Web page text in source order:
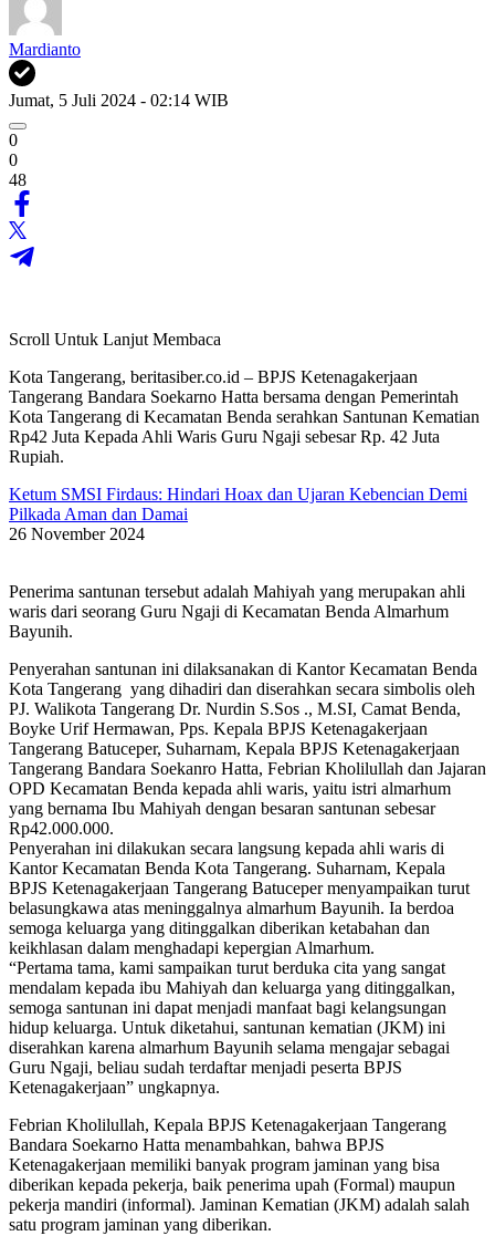
Mardianto
Jumat, 5 Juli 2024 - 02:14 WIB
0
0
48
Scroll Untuk Lanjut Membaca
Kota Tangerang, beritasiber.co.id – BPJS Ketenagakerjaan
Tangerang Bandara Soekarno Hatta bersama dengan Pemerintah
Kota Tangerang di Kecamatan Benda serahkan Santunan Kematian
Rp42 Juta Kepada Ahli Waris Guru Ngaji sebesar Rp. 42 Juta
Rupiah.
Ketum SMSI Firdaus: Hindari Hoax dan Ujaran Kebencian Demi
Pilkada Aman dan Damai
26 November 2024
Penerima santunan tersebut adalah Mahiyah yang merupakan ahli
waris dari seorang Guru Ngaji di Kecamatan Benda Almarhum
Bayunih.
Penyerahan santunan ini dilaksanakan di Kantor Kecamatan Benda
Kota Tangerang yang dihadiri dan diserahkan secara simbolis oleh
PJ. Walikota Tangerang Dr. Nurdin S.Sos ., M.SI, Camat Benda,
Boyke Urif Hermawan, Pps. Kepala BPJS Ketenagakerjaan
Tangerang Batuceper, Suharnam, Kepala BPJS Ketenagakerjaan
Tangerang Bandara Soekanro Hatta, Febrian Kholilullah dan Jajaran
OPD Kecamatan Benda kepada ahli waris, yaitu istri almarhum
yang bernama Ibu Mahiyah dengan besaran santunan sebesar
Rp42.000.000.
Penyerahan ini dilakukan secara langsung kepada ahli waris di
Kantor Kecamatan Benda Kota Tangerang. Suharnam, Kepala
BPJS Ketenagakerjaan Tangerang Batuceper menyampaikan turut
belasungkawa atas meninggalnya almarhum Bayunih. Ia berdoa
semoga keluarga yang ditinggalkan diberikan ketabahan dan
keikhlasan dalam menghadapi kepergian Almarhum.
“Pertama tama, kami sampaikan turut berduka cita yang sangat
mendalam kepada ibu Mahiyah dan keluarga yang ditinggalkan,
semoga santunan ini dapat menjadi manfaat bagi kelangsungan
hidup keluarga. Untuk diketahui, santunan kematian (JKM) ini
diserahkan karena almarhum Bayunih selama mengajar sebagai
Guru Ngaji, beliau sudah terdaftar menjadi peserta BPJS
Ketenagakerjaan” ungkapnya.
Febrian Kholilullah, Kepala BPJS Ketenagakerjaan Tangerang
Bandara Soekarno Hatta menambahkan, bahwa BPJS
Ketenagakerjaan memiliki banyak program jaminan yang bisa
diberikan kepada pekerja, baik penerima upah (Formal) maupun
pekerja mandiri (informal). Jaminan Kematian (JKM) adalah salah
satu program jaminan yang diberikan.